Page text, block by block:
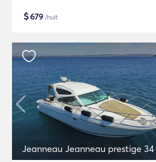
$679 /nuit
Jeanneau Jeanneau prestige 34